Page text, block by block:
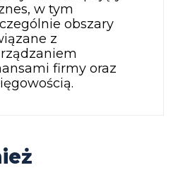
w tym
obszary
z
firmy oraz